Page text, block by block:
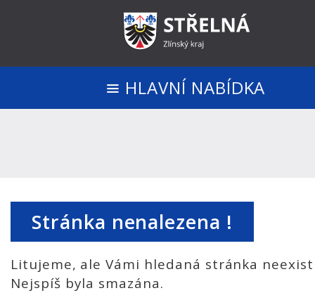
HLAVNÍ NABÍDKA
Stránka nenalezena !
Litujeme, ale Vámi hledaná stránka
Nejspíš byla smazána.